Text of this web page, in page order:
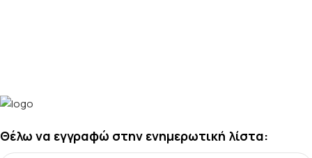
Θέλω να εγγραφώ στην ενημερωτική λίστα: